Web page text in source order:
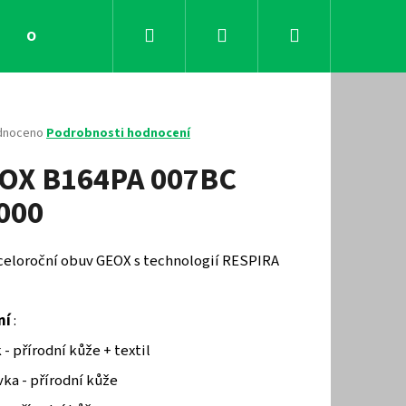
Obchodní podmínky KontaktyPřihlášení
Podrobnosti hodnocení
B164PA 007BC
obuv GEOX s technologií RESPIRA
:
- přírodní kůže + textil
- přírodní kůže